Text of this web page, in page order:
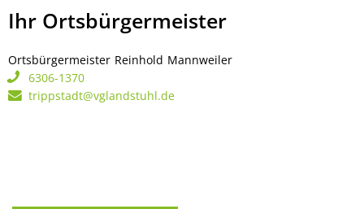
Ihr Ortsbürgermeister
Ortsbürgermeister Reinhold Mannweiler
6306-1370
trippstadt@vglandstuhl.de